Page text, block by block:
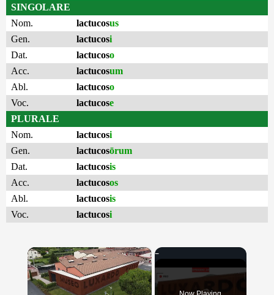
SINGOLARE
Nom.
lactucosus
Gen.
lactucosi
Dat.
lactucoso
Acc.
lactucosum
Abl.
lactucoso
Voc.
lactucose
PLURALE
Nom.
lactucosi
Gen.
lactucosōrum
Dat.
lactucosis
Acc.
lactucosos
Abl.
lactucosis
Voc.
lactucosi
×